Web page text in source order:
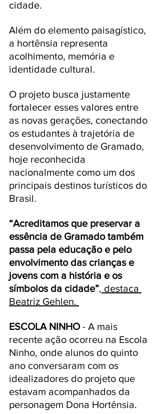
cidade.
Além do elemento paisagístico,
a hortênsia representa
acolhimento, memória e
identidade cultural.
O projeto busca justamente
fortalecer esses valores entre
as novas gerações, conectando
os estudantes à trajetória de
desenvolvimento de Gramado,
hoje reconhecida
nacionalmente como um dos
principais destinos turísticos do
Brasil.
“Acreditamos que preservar a
essência de Gramado também
passa pela educação e pelo
envolvimento das crianças e
jovens com a história e os
símbolos da cidade”, destaca
Beatriz Gehlen.
ESCOLA NINHO - A mais
recente ação ocorreu na Escola
Ninho, onde alunos do quinto
ano conversaram com os
idealizadores do projeto que
estavam acompanhados da
personagem Dona Hortênsia.